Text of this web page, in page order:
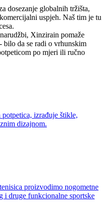
dosezanje globalnih tržišta,
uspjeh. Naš tim je tu
Xinzirain pomaže
bilo da se radi o vrhunskim
po mjeri ili ručno
izrađuje štikle,
dizajnom.
proizvodimo nogometne
i druge funkcionalne sportske